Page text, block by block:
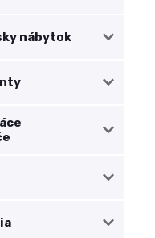
nábytok